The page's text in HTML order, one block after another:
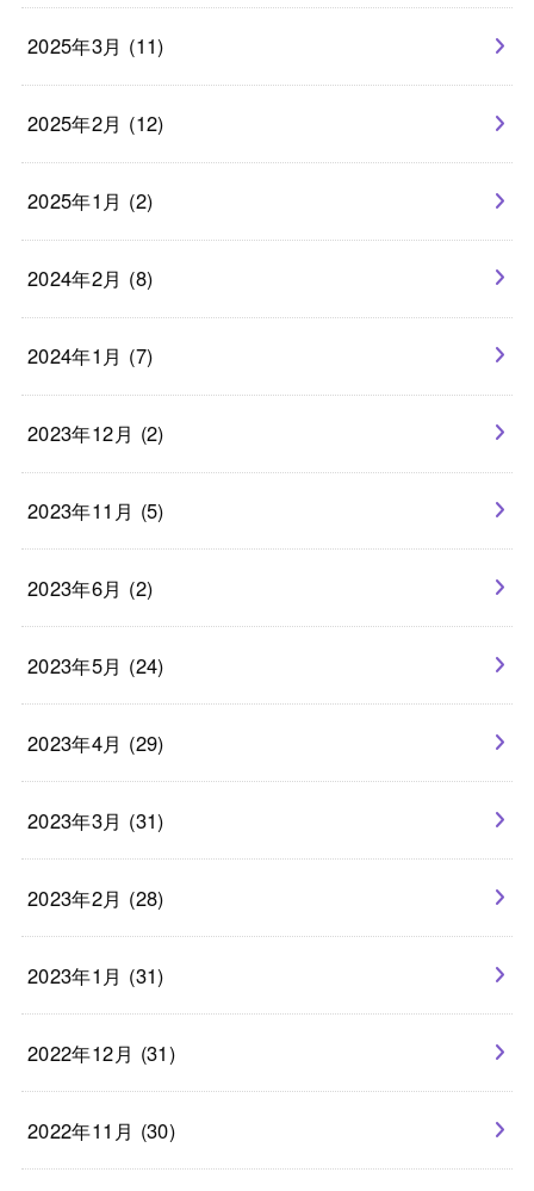
2025年3月 (11)
2025年2月 (12)
2025年1月 (2)
2024年2月 (8)
2024年1月 (7)
2023年12月 (2)
2023年11月 (5)
2023年6月 (2)
2023年5月 (24)
2023年4月 (29)
2023年3月 (31)
2023年2月 (28)
2023年1月 (31)
2022年12月 (31)
2022年11月 (30)